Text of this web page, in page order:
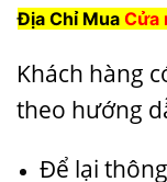
Địa Chỉ Mua Cửa
Khách hàng
theo hướng
Để lại